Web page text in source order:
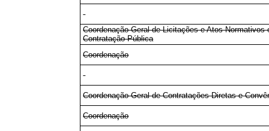
Coordenação-Geral de Licitações e Atos Normativos
Contratação Pública
Coordenação
Coordenação-Geral de Contratações Diretas e
Coordenação